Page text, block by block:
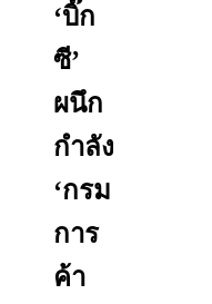
‘บิ๊ก
ซี’
ผนึก
กำลัง
‘กรม
การ
ค้า